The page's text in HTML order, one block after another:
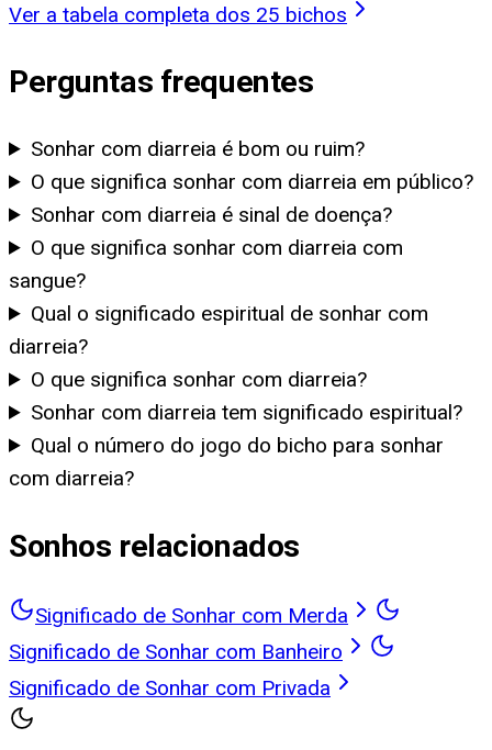
Ver a tabela completa dos 25 bichos
Perguntas frequentes
Sonhar com diarreia é bom ou ruim?
O que significa sonhar com diarreia em público?
Sonhar com diarreia é sinal de doença?
O que significa sonhar com diarreia com
sangue?
Qual o significado espiritual de sonhar com
diarreia?
O que significa sonhar com diarreia?
Sonhar com diarreia tem significado espiritual?
Qual o número do jogo do bicho para sonhar
com diarreia?
Sonhos relacionados
Significado de Sonhar com Merda
Significado de Sonhar com Banheiro
Significado de Sonhar com Privada